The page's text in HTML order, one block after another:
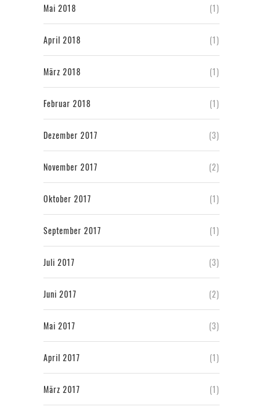
Mai 2018 (1)
April 2018 (1)
März 2018 (1)
Februar 2018 (1)
Dezember 2017 (3)
November 2017 (2)
Oktober 2017 (1)
September 2017 (1)
Juli 2017 (3)
Juni 2017 (2)
Mai 2017 (3)
April 2017 (1)
März 2017 (1)